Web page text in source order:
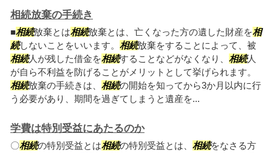
相続放棄の手続き
■相続放棄とは相続放棄とは、亡くなった方の遺した財産を相
続しないことをいいます。 相続放棄をすることによって、被
相続人が残した借金を相続することなどがなくなり、 相続人
が自ら不利益を防げることがメリットとして挙げられます。
相続放棄の手続きは、 相続の開始を知ってから3か月以内に行
う必要があり、期間を過ぎてしまうと遺産を...
学費は特別受益にあたるのか
〇相続の特別受益とは相続の特別受益とは、 相続をなさる方